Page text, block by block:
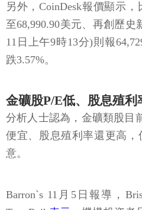
另外，CoinDesk報價顯示
至68,990.90美元、再創歷
11日上午9時13分)則報
跌3.57%。
金礦股P/E低、股息殖利
分析人士認為，金礦類股目
便宜、股息殖利率還更高
意。
Barron`s 11月5日報導，